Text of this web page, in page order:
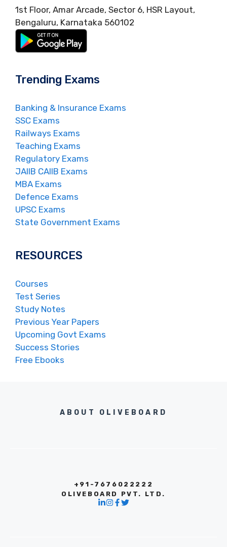
1st Floor, Amar Arcade, Sector 6, HSR Layout,
Bengaluru, Karnataka 560102
Trending Exams
Banking & Insurance Exams
SSC Exams
Railways Exams
Teaching Exams
Regulatory Exams
JAIIB CAIIB Exams
MBA Exams
Defence Exams
UPSC Exams
State Government Exams
RESOURCES
Courses
Test Series
Study Notes
Previous Year Papers
Upcoming Govt Exams
Success Stories
Free Ebooks
ABOUT OLIVEBOARD
+91-7676022222
OLIVEBOARD PVT. LTD.